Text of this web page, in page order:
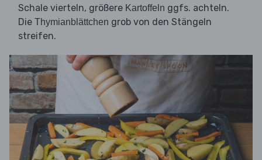
Schale vierteln, größere Kartoffeln ggfs. achteln.
Die Thymianblättchen grob von den Stängeln
streifen.